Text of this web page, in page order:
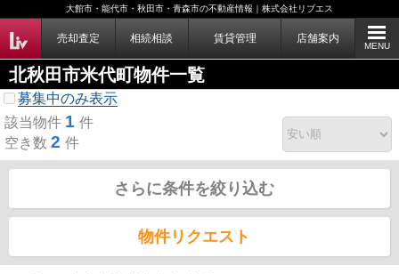
大館市・能代市・秋田市・青森市の不動産情報｜株式会社リブエス
売却査定 相続相談 賃貸管理 店舗案内
MENU
北秋田市米代町物件一覧
募集中のみ表示
該当物件 1 件
空き数 2 件
さらに条件を絞り込む
物件リクエスト